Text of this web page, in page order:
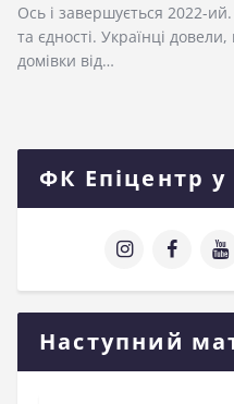
Ось і завершується 2022-
та єдності. Українці
домівки від…
ФК Епіцентр
Наступний